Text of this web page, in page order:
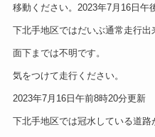
移動ください。2023年7月16日午
下北手地区ではだいぶ通常走行
面下までは不明です。
気をつけて走行ください。
2023年7月16日午前8時20分更新
下北手地区では冠水している道路